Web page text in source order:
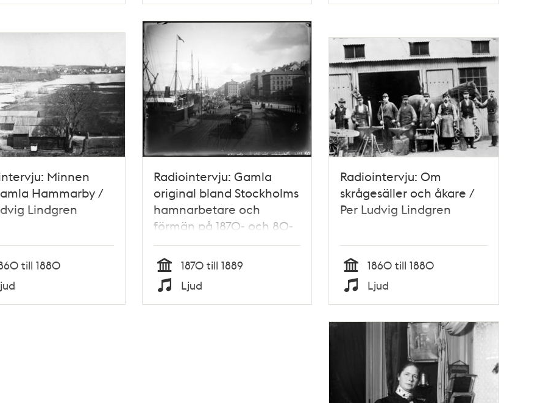
Minnen
Hammarby /
Lindgren
till 1880
Radiointervju: Gamla
original bland Stockholms
hamnarbetare och
förmän på 1870- och 80-
talen / Per Ludvig
Lindgren
Tid
1870 till 1889
Typ
Ljud
Radiointervju: Om
skrågesäller och åkare /
Per Ludvig Lindgren
Tid
1860 till 1880
Typ
Ljud